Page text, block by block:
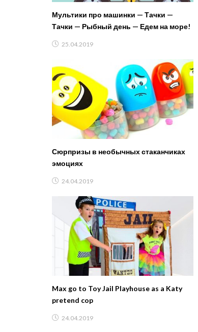
Мультики про машинки — Тачки —
Тачки — Рыбный день — Едем на море!
25.04.2019
Сюрпризы в необычных стаканчиках
эмоциях
24.04.2019
Max go to Toy Jail Playhouse as a Katy
pretend cop
24.04.2019